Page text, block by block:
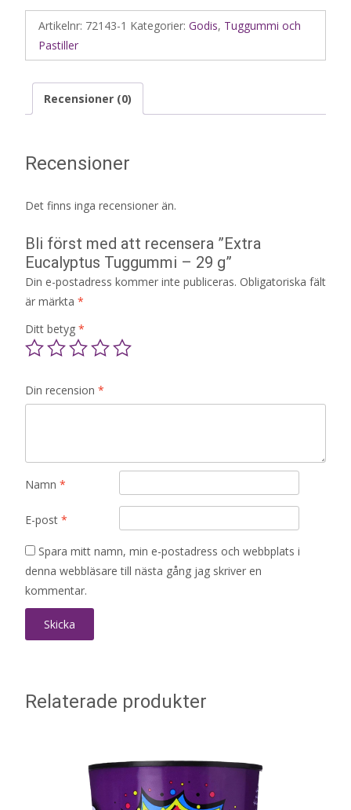
Artikelnr: 72143-1 Kategorier: Godis, Tuggummi och
Pastiller
Recensioner (0)
Recensioner
Det finns inga recensioner än.
Bli först med att recensera ”Extra
Eucalyptus Tuggummi – 29 g”
Din e-postadress kommer inte publiceras. Obligatoriska fält
är märkta *
Ditt betyg *
Din recension *
Namn *
E-post *
Spara mitt namn, min e-postadress och webbplats i
denna webbläsare till nästa gång jag skriver en
kommentar.
Relaterade produkter